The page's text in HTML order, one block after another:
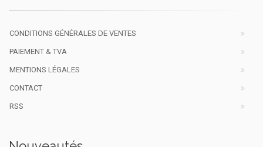
CONDITIONS GÉNÉRALES DE VENTES
PAIEMENT & TVA
MENTIONS LÉGALES
CONTACT
RSS